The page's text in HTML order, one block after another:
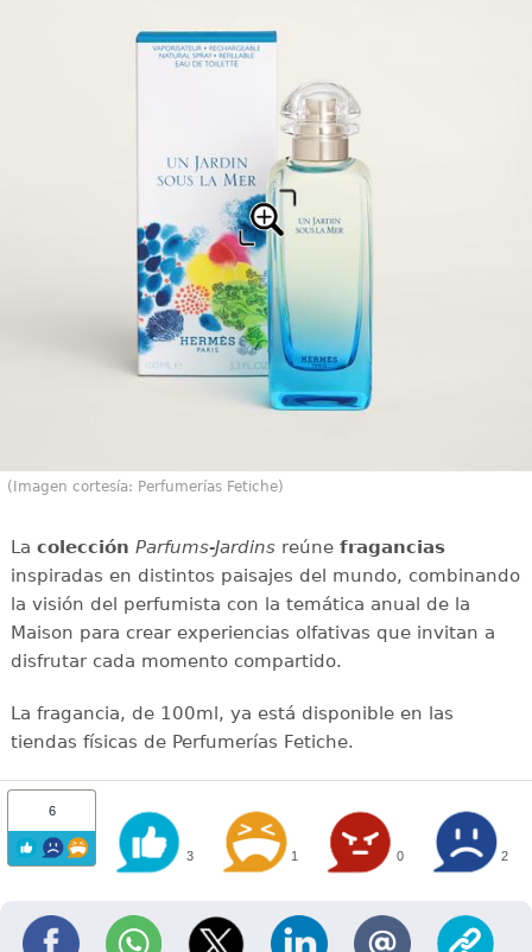
(Imagen cortesía: Perfumerías Fetiche)
La colección Parfums-Jardinsreúne fragancias
inspiradas en distintos paisajes del mundo, combinando
la visión del perfumista con la temática anual de la
Maison para crear experiencias olfativas que invitan a
disfrutar cada momento compartido.
La fragancia, de 100ml, ya está disponible en las
tiendas físicas de Perfumerías Fetiche.
6
3 1 0 2